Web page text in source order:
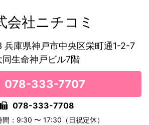
会社ニチコミ
庫県神戸市中央区栄町通1-2-7
同生命神戸ビル7階
078-333-7707
078-333-7708
間：9:30 〜 17:30（日祝定休）